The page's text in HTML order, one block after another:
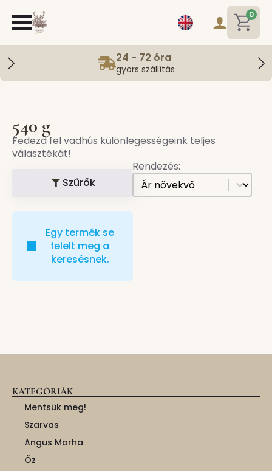
0
24 - 72 óra
gyors szállítás
540 g
Fedezd fel vadhús különlegességeink teljes
választékát!
Szűrők
Rendezés:
[all] Sorting
Sort content
Egy termék se
felelt meg a
keresésnek.
KATEGÓRIÁK
Mentsük meg!
Szarvas
Angus Marha
Őz